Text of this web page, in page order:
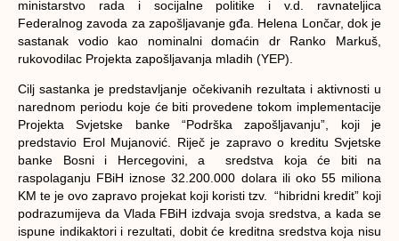
ministarstvo rada i socijalne politike i v.d. ravnateljica
Federalnog zavoda za zapošljavanje gđa. Helena Lončar, dok je
sastanak vodio kao nominalni domaćin dr Ranko Markuš,
rukovodilac Projekta zapošljavanja mladih (YEP).
Cilj sastanka je predstavljanje očekivanih rezultata i aktivnosti u
narednom periodu koje će biti provedene tokom implementacije
Projekta Svjetske banke “Podrška zapošljavanju”, koji je
predstavio Erol Mujanović. Riječ je zapravo o kreditu Svjetske
banke Bosni i Hercegovini, a sredstva koja će biti na
raspolaganju FBiH iznose 32.200.000 dolara ili oko 55 miliona
KM te je ovo zapravo projekat koji koristi tzv. “hibridni kredit” koji
podrazumijeva da Vlada FBiH izdvaja svoja sredstva, a kada se
ispune indikaktori i rezultati, dobit će kreditna sredstva koja nisu